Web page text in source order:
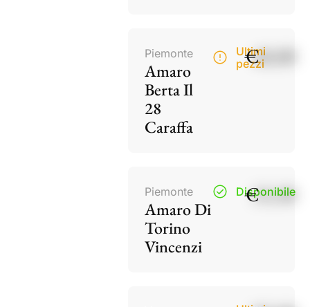
Piemonte
Amaro
Berta Il
28
Caraffa
Ultimi
pezzi
€40,00
Piemonte
Amaro Di
Torino
Vincenzi
Disponibile
€15,50